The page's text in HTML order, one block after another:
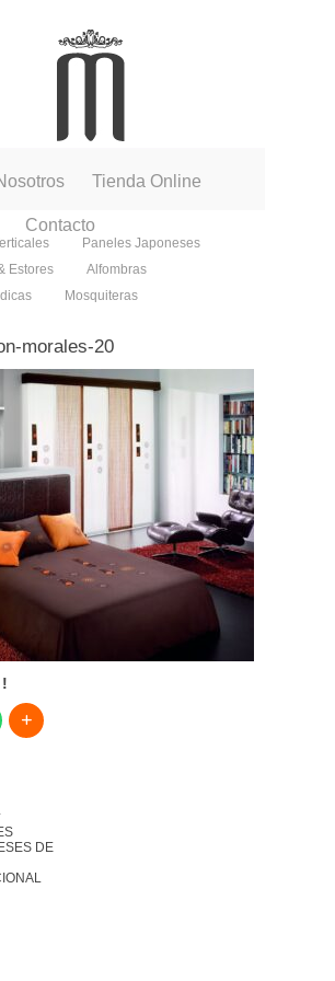
Tienda Online
Contacto
Paneles Japoneses
Estores
Alfombras
Mosquiteras
morales-20
DE